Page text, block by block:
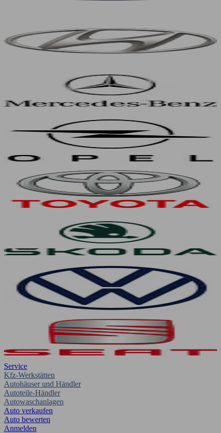
Service
Kfz-Werkstätten
Autohäuser und Händler
Autoteile-Händler
Autowaschanlagen
Auto verkaufen
Auto bewerten
Anmelden